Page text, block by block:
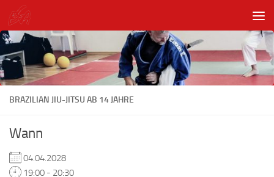
Unter dem Inhalt
BRAZILIAN JIU-JITSU AB 14 JAHRE
Wann
04.04.2028
19:00 - 20:30